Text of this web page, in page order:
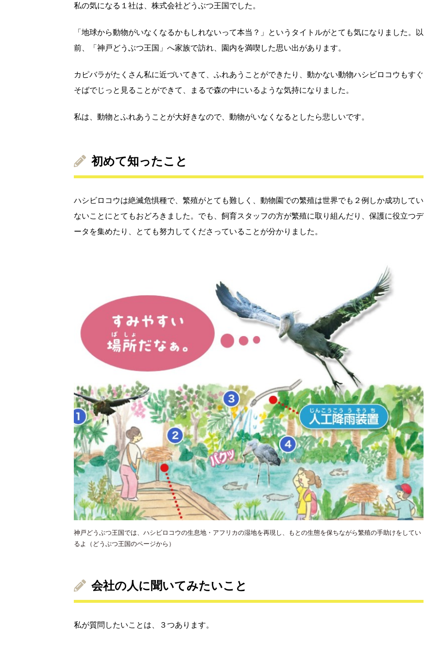
私の気になる１社は、株式会社どうぶつ王国でした。
「地球から動物がいなくなるかもしれないって本当？」というタイトルがとても気になりました。以
前、「神戸どうぶつ王国」へ家族で訪れ、園内を満喫した思い出があります。
カピバラがたくさん私に近づいてきて、ふれあうことができたり、動かない動物ハシビロコウもすぐ
そばでじっと見ることができて、まるで森の中にいるような気持になりました。
私は、動物とふれあうことが大好きなので、動物がいなくなるとしたら悲しいです。
初めて知ったこと
ハシビロコウは絶滅危惧種で、繁殖がとても難しく、動物園での繁殖は世界でも２例しか成功してい
ないことにとてもおどろきました。でも、飼育スタッフの方が繁殖に取り組んだり、保護に役立つデ
ータを集めたり、とても努力してくださっていることが分かりました。
神戸どうぶつ王国では、ハシビロコウの生息地・アフリカの湿地を再現し、もとの生態を保ちながら繁殖の手助けをしてい
るよ（どうぶつ王国のページから）
会社の人に聞いてみたいこと
私が質問したいことは、３つあります。